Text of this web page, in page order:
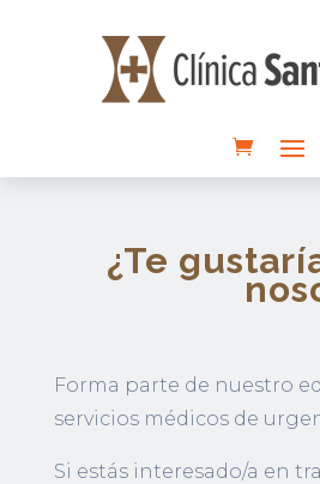
¿Te
Forma parte de nuestro
servicios médicos de
Si estás interesado/a en